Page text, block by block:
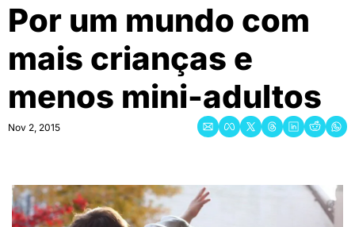
Por um mundo com
mais crianças e
menos mini-adultos
Nov 2, 2015